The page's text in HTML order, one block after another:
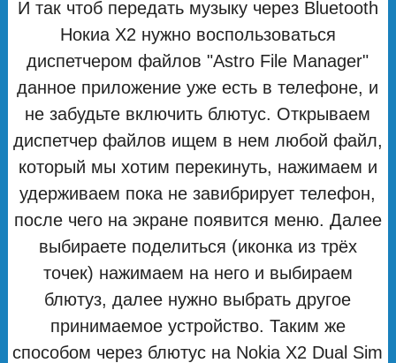
И так чтоб передать музыку через Bluetooth
Нокиа Х2 нужно воспользоваться
диспетчером файлов "Astro File Manager"
данное приложение уже есть в телефоне, и
не забудьте включить блютус. Открываем
диспетчер файлов ищем в нем любой файл,
который мы хотим перекинуть, нажимаем и
удерживаем пока не завибрирует телефон,
после чего на экране появится меню. Далее
выбираете поделиться (иконка из трёх
точек) нажимаем на него и выбираем
блютуз, далее нужно выбрать другое
принимаемое устройство. Таким же
способом через блютус на Nokia X2 Dual Sim